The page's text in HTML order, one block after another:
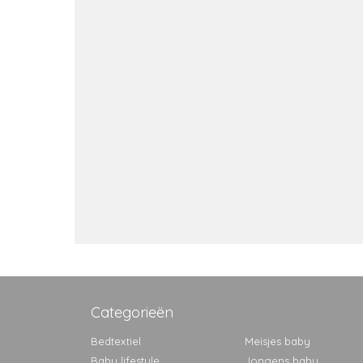
Categorieën
Bedtextiel
Meisjes baby